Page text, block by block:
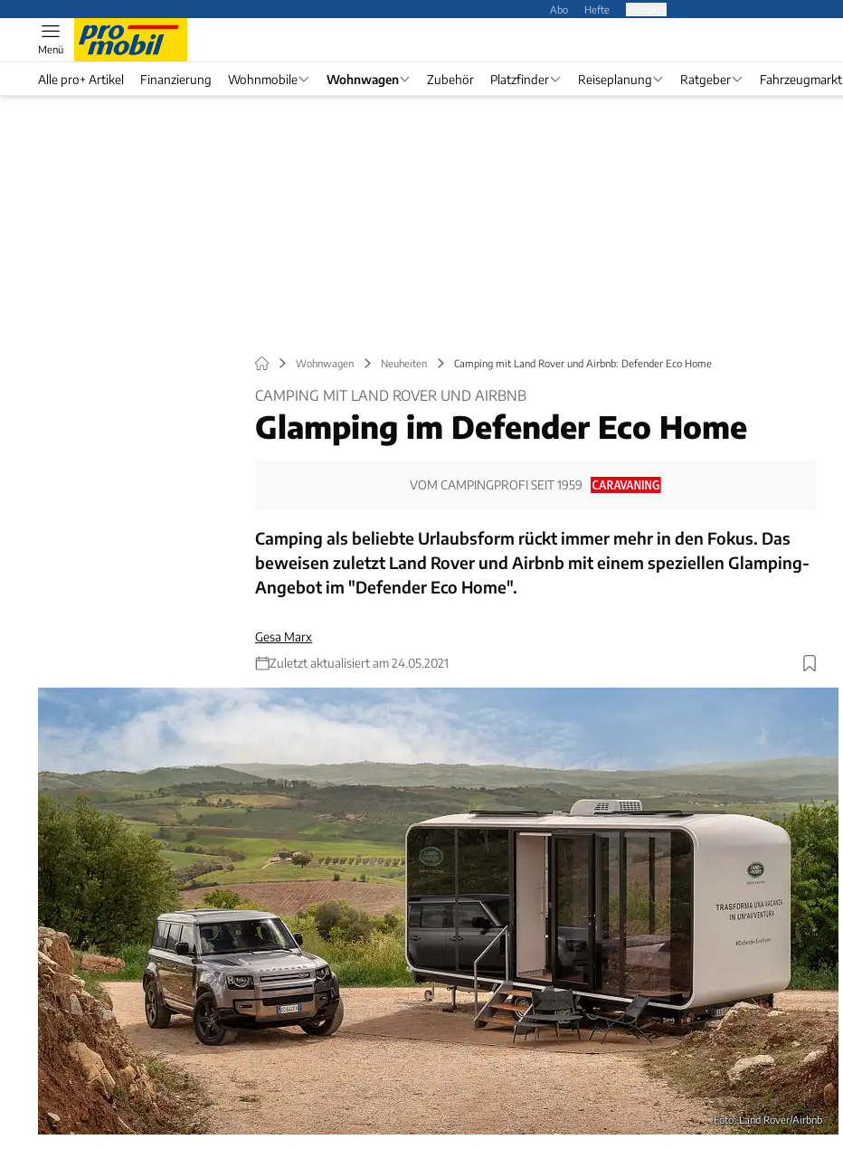
Abo Hefte
Menü
Alle pro+ Artikel Finanzierung Wohnmobile Wohnwagen Zubehör Platzfinder Reiseplanung Ratgeber Fahrzeugmarkt
Wohnwagen Neuheiten Camping mit Land Rover und Airbnb: Defender Eco Home
CAMPING MIT LAND ROVER UND AIRBNB
Glamping im Defender Eco Home
VOM CAMPINGPROFI SEIT 1959
Camping als beliebte Urlaubsform rückt immer mehr in den Fokus. Das
beweisen zuletzt Land Rover und Airbnb mit einem speziellen Glamping-
Angebot im "Defender Eco Home".
Gesa Marx
Zuletzt aktualisiert am 24.05.2021
Foto: Land Rover/Airbnb